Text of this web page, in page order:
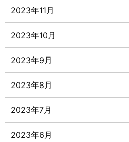
2023年11月
2023年10月
2023年9月
2023年8月
2023年7月
2023年6月